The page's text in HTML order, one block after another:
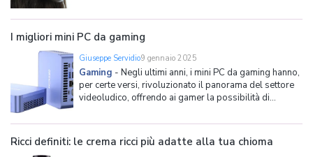
quali: Lavare i capelli con i prodotti giusti; Tamponare
I migliori mini PC da gaming
Giuseppe Servidio9 gennaio 2025
Gaming - Negli ultimi anni, i mini PC da gaming hanno,
per certe versi, rivoluzionato il panorama del settore
videoludico, offrendo ai gamer la possibilità di
elevate, che permettono di creare desk setup
concettualmente molto interessanti. Si tratta infatti di
Ricci definiti: le crema ricci più adatte alla tua chioma